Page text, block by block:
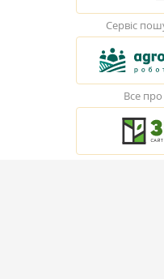
Сервіс
Все про